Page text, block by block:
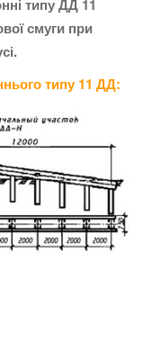
типу ДД 11
смуги при
типу 11 ДД: